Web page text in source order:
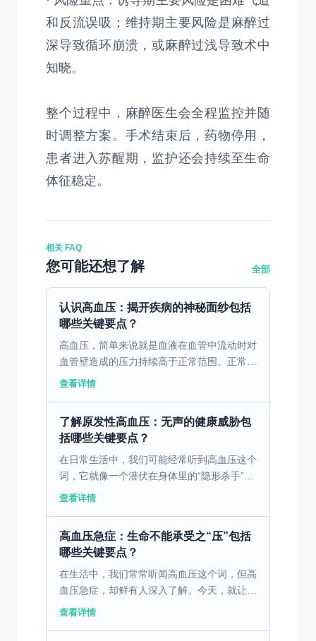
和反流误吸；维持期主要风险是麻醉过
深导致循环崩溃，或麻醉过浅导致术中
知晓。
整个过程中，麻醉医生会全程监控并随
时调整方案。手术结束后，药物停用，
患者进入苏醒期，监护还会持续至生命
体征稳定。
相关 FAQ
您可能还想了解 全部
认识高血压：揭开疾病的神秘面纱包括
哪些关键要点？
高血压，简单来说就是血液在血管中流动时对
血管壁造成的压力持续高于正常范围。正常情
况下，人的血压会在一定范围内波动，但当收
查看详情
了解原发性高血压：无声的健康威胁包
括哪些关键要点？
在日常生活中，我们可能经常听到高血压这个
词，它就像一个潜伏在身体里的“隐形杀手”，
悄无声息地威胁着人们的健康。而在高血压
查看详情
高血压急症：生命不能承受之“压”包括
哪些关键要点？
在生活中，我们常常听闻高血压这个词，但高
血压急症，却鲜有人深入了解。今天，就让我
们一起揭开它神秘而危险的面纱。 高血压，
查看详情